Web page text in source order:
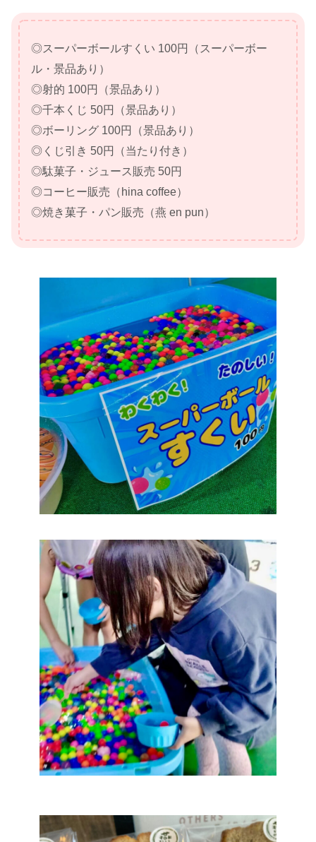
◎スーパーボールすくい 100円（スーパーボー
ル・景品あり）
◎射的 100円（景品あり）
◎千本くじ 50円（景品あり）
◎ボーリング 100円（景品あり）
◎くじ引き 50円（当たり付き）
◎駄菓子・ジュース販売 50円
◎コーヒー販売（hina coffee）
◎焼き菓子・パン販売（燕 en pun）